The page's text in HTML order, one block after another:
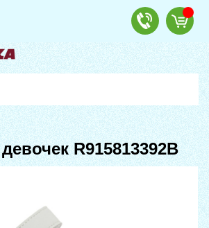
R915813392B